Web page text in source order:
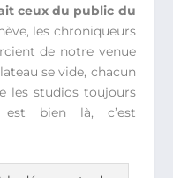
ceux du public du
les chroniqueurs
de notre venue
se vide, chacun
les studios toujours
est bien là, c’est